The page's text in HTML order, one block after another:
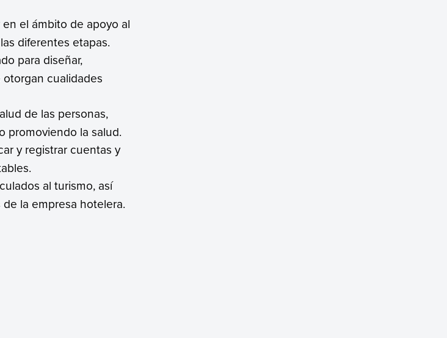
el ámbito de apoyo al
diferentes etapas.
para diseñar,
cualidades
de las personas,
promoviendo la salud.
y registrar cuentas y
al turismo, así
la empresa hotelera.